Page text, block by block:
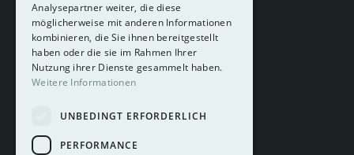
About
Hotelberatung
Mediadaten
Instagram
LinkedIn
Analysepartner weiter, die diese
möglicherweise mit anderen Informationen
kombinieren, die Sie ihnen bereitgestellt
haben oder die sie im Rahmen Ihrer
Nutzung ihrer Dienste gesammelt haben.
Weitere Informationen
UNBEDINGT ERFORDERLICH
PERFORMANCE